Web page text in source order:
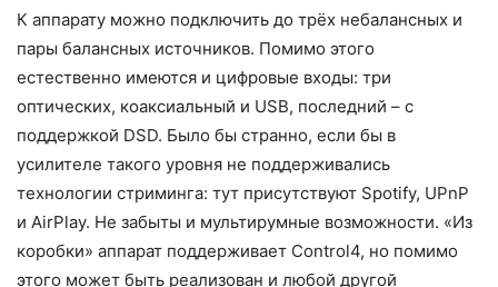
К аппарату можно подключить до трёх небалансных и
пары балансных источников. Помимо этого
естественно имеются и цифровые входы: три
оптических, коаксиальный и USB, последний – с
поддержкой DSD. Было бы странно, если бы в
усилителе такого уровня не поддерживались
технологии стриминга: тут присутствуют Spotify, UPnP
и AirPlay. Не забыты и мультирумные возможности. «Из
коробки» аппарат поддерживает Control4, но помимо
этого может быть реализован и любой другой